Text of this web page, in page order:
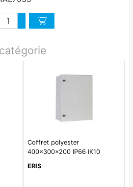
QuantitéAugmenter quantité
Diminuer quantité
Coffret polyester
400x300x200 IP66 IK10
ERIS